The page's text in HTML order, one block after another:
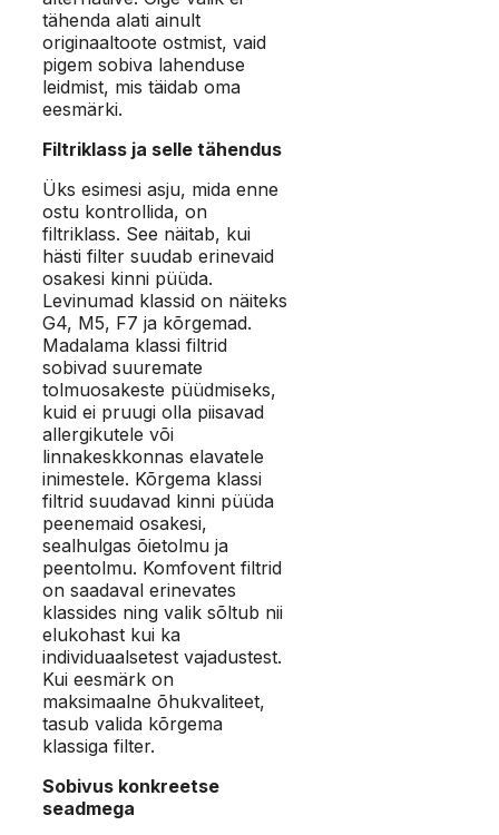
tähenda alati ainult
originaaltoote ostmist, vaid
pigem sobiva lahenduse
leidmist, mis täidab oma
eesmärki.
Filtriklass ja selle tähendus
Üks esimesi asju, mida enne
ostu kontrollida, on
filtriklass. See näitab, kui
hästi filter suudab erinevaid
osakesi kinni püüda.
Levinumad klassid on näiteks
G4, M5, F7 ja kõrgemad.
Madalama klassi filtrid
sobivad suuremate
tolmuosakeste püüdmiseks,
kuid ei pruugi olla piisavad
allergikutele või
linnakeskkonnas elavatele
inimestele. Kõrgema klassi
filtrid suudavad kinni püüda
peenemaid osakesi,
sealhulgas õietolmu ja
peentolmu. Komfovent filtrid
on saadaval erinevates
klassides ning valik sõltub nii
elukohast kui ka
individuaalsetest vajadustest.
Kui eesmärk on
maksimaalne õhukvaliteet,
tasub valida kõrgema
klassiga filter.
Sobivus konkreetse
seadmega